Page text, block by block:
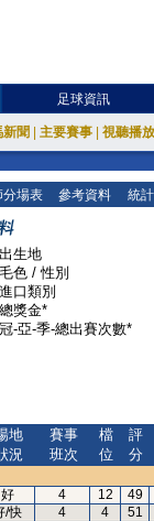
足球資訊
新聞 主要賽事 視聽播
場表 參考資料 統
出生地
毛色 / 性別
進口類別
總獎金*
冠-亞-季-總出賽次數*
地
況
賽事
班次
檔
位
評
分
好 4 12
49
/快 4 4
51